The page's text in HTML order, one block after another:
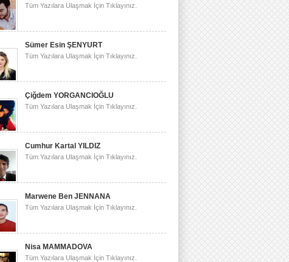
Tüm Yazılara Ulaşmak İçin Tıklayınız.
Sümer Esin ŞENYURT
Tüm Yazılara Ulaşmak İçin Tıklayınız.
Çiğdem YORGANCIOĞLU
Tüm Yazılara Ulaşmak İçin Tıklayınız.
Cumhur Kartal YILDIZ
Tüm Yazılara Ulaşmak İçin Tıklayınız.
Marwene Ben JENNANA
Tüm Yazılara Ulaşmak İçin Tıklayınız.
Nisa MAMMADOVA
Tüm Yazılara Ulaşmak İçin Tıklayınız.